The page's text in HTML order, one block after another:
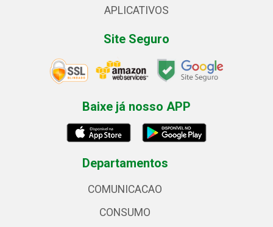
APLICATIVOS
Site Seguro
Baixe já nosso APP
Departamentos
COMUNICACAO
CONSUMO